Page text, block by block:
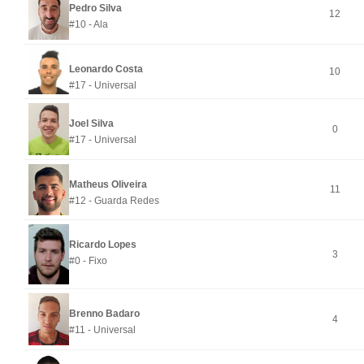
Pedro Silva
#10 - Ala
12
Leonardo Costa
#17 - Universal
10
Joel Silva
#17 - Universal
0
Matheus Oliveira
#12 - Guarda Redes
11
Ricardo Lopes
#0 - Fixo
3
Brenno Badaro
#11 - Universal
4